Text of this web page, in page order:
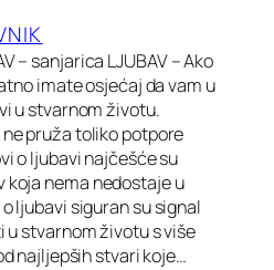
– sanjarica LJUBAV – Ako
imate osjećaj da vam u
u stvarnom životu.
pruža toliko potpore
o ljubavi najčešće su
nema nedostaje u
ljubavi siguran su signal
stvarnom životu s više
najljepših stvari koje…